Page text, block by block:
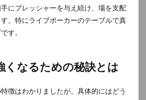
にプレッシャーを与え続け、場を支配
。特にライブポーカーのテーブルで真
す。
くなるための秘訣とは
徴はわかりましたが、具体的にはどう